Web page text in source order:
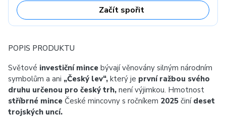
Začít spořit
POPIS PRODUKTU
Světové investiční mince bývají věnovány silným národním
symbolům a ani „Český lev“, který je první ražbou svého
druhu určenou pro český trh, není výjimkou. Hmotnost
stříbrné mince České mincovny s ročníkem 2025 činí deset
trojských uncí.